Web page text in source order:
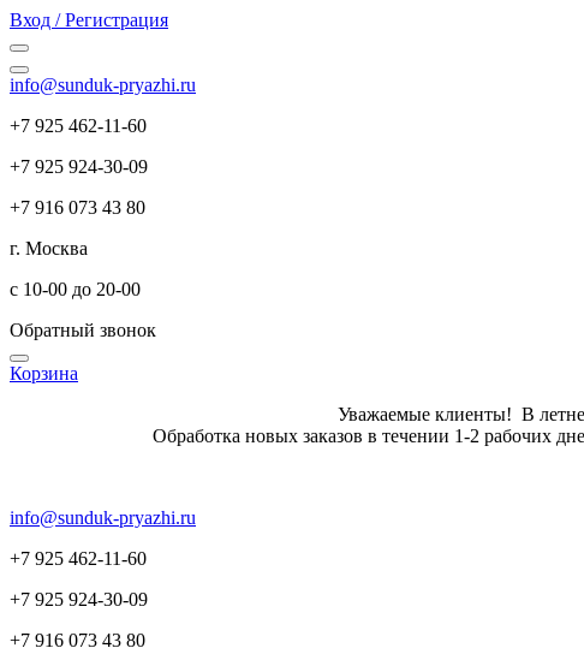
Вход / Регистрация
info@sunduk-pryazhi.ru
+7 925 462-11-60
+7 925 924-30-09
+7 916 073 43 80
г. Москва
с 10-00 до 20-00
Обратный звонок
Корзина
Уважаемые клиенты! В
Обработка новых заказов в
info@sunduk-pryazhi.ru
+7 925 462-11-60
+7 925 924-30-09
+7 916 073 43 80